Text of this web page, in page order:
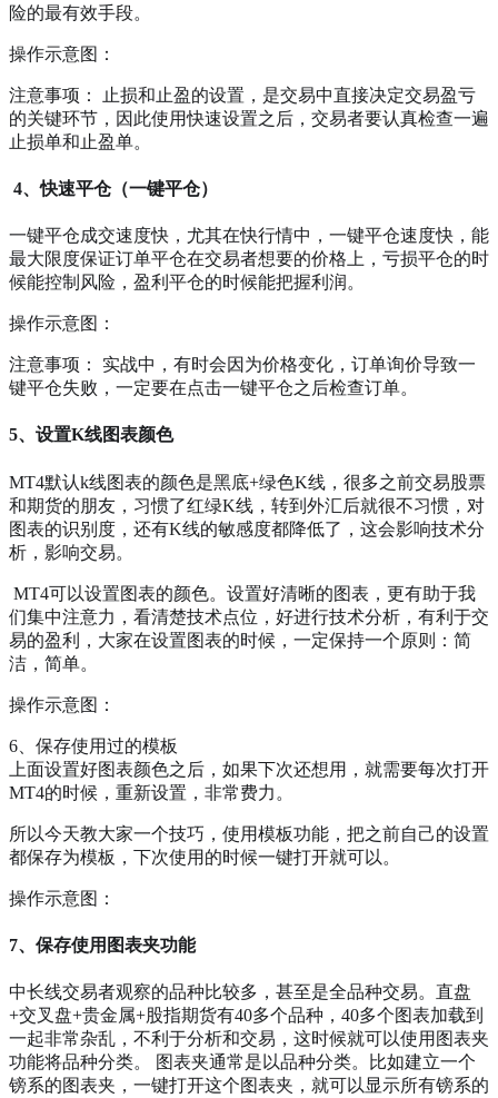
险的最有效手段。
操作示意图：
注意事项： 止损和止盈的设置，是交易中直接决定交易盈亏
的关键环节，因此使用快速设置之后，交易者要认真检查一遍
止损单和止盈单。
4、快速平仓（一键平仓）
一键平仓成交速度快，尤其在快行情中，一键平仓速度快，能
最大限度保证订单平仓在交易者想要的价格上，亏损平仓的时
候能控制风险，盈利平仓的时候能把握利润。
操作示意图：
注意事项： 实战中，有时会因为价格变化，订单询价导致一
键平仓失败，一定要在点击一键平仓之后检查订单。
5、设置K线图表颜色
MT4默认k线图表的颜色是黑底+绿色K线，很多之前交易股票
和期货的朋友，习惯了红绿K线，转到外汇后就很不习惯，对
图表的识别度，还有K线的敏感度都降低了，这会影响技术分
析，影响交易。
MT4可以设置图表的颜色。设置好清晰的图表，更有助于我
们集中注意力，看清楚技术点位，好进行技术分析，有利于交
易的盈利，大家在设置图表的时候，一定保持一个原则：简
洁，简单。
操作示意图：
6、保存使用过的模板
上面设置好图表颜色之后，如果下次还想用，就需要每次打开
MT4的时候，重新设置，非常费力。
所以今天教大家一个技巧，使用模板功能，把之前自己的设置
都保存为模板，下次使用的时候一键打开就可以。
操作示意图：
7、保存使用图表夹功能
中长线交易者观察的品种比较多，甚至是全品种交易。直盘
+交叉盘+贵金属+股指期货有40多个品种，40多个图表加载到
一起非常杂乱，不利于分析和交易，这时候就可以使用图表夹
功能将品种分类。 图表夹通常是以品种分类。比如建立一个
镑系的图表夹，一键打开这个图表夹，就可以显示所有镑系的